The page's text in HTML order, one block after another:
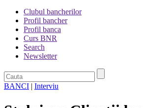
Clubul bancherilor
Profil bancher
Profil banca
Curs BNR
Search
Newsletter
BANCI | Interviu